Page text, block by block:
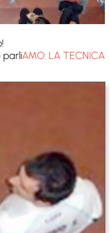
parliAMO: LA TECNICA